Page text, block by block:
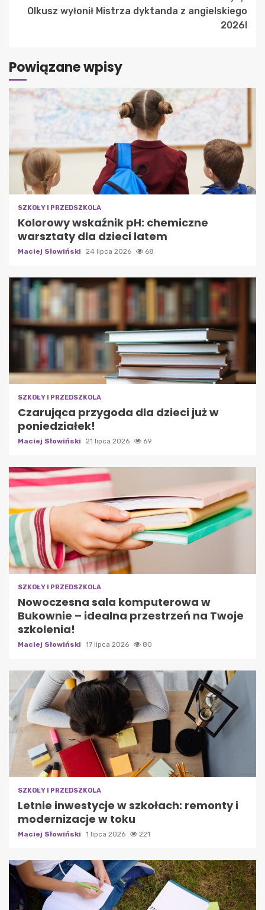
Olkusz wyłonił Mistrza dyktanda z angielskiego
2026!
Powiązane wpisy
SZKOŁY I PRZEDSZKOLA
Kolorowy wskaźnik pH: chemiczne
warsztaty dla dzieci latem
Maciej Słowiński 24 lipca 2026 68
SZKOŁY I PRZEDSZKOLA
Czarująca przygoda dla dzieci już w
poniedziałek!
Maciej Słowiński 21 lipca 2026 69
SZKOŁY I PRZEDSZKOLA
Nowoczesna sala komputerowa w
Bukownie – idealna przestrzeń na Twoje
szkolenia!
Maciej Słowiński 17 lipca 2026 80
SZKOŁY I PRZEDSZKOLA
Letnie inwestycje w szkołach: remonty i
modernizacje w toku
Maciej Słowiński 1 lipca 2026 221